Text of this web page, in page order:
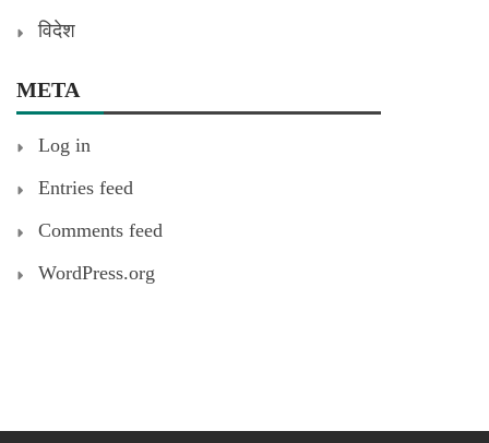
विदेश
META
Log in
Entries feed
Comments feed
WordPress.org